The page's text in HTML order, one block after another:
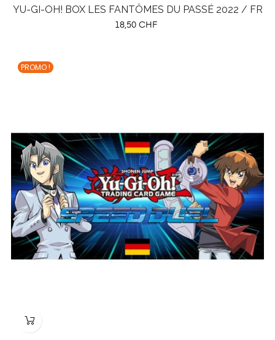
YU-GI-OH! BOX LES FANTÔMES DU PASSÉ 2022 / FR
Prix
18,50 CHF
PROMO !